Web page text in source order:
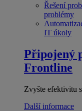
Řešení
problémy
IT úkoly
Připojený
Frontline
Zvyšte efektivitu
Další informace